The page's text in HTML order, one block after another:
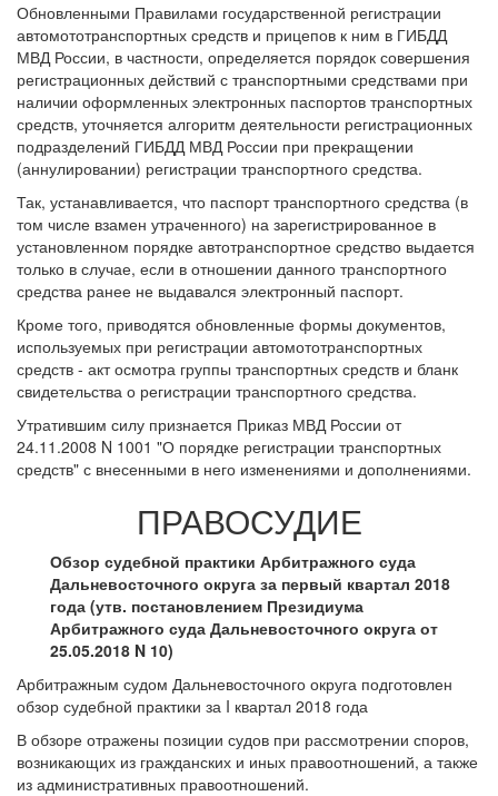
Обновленными Правилами государственной регистрации
автомототранспортных средств и прицепов к ним в ГИБДД
МВД России, в частности, определяется порядок совершения
регистрационных действий с транспортными средствами при
наличии оформленных электронных паспортов транспортных
средств, уточняется алгоритм деятельности регистрационных
подразделений ГИБДД МВД России при прекращении
(аннулировании) регистрации транспортного средства.
Так, устанавливается, что паспорт транспортного средства (в
том числе взамен утраченного) на зарегистрированное в
установленном порядке автотранспортное средство выдается
только в случае, если в отношении данного транспортного
средства ранее не выдавался электронный паспорт.
Кроме того, приводятся обновленные формы документов,
используемых при регистрации автомототранспортных
средств - акт осмотра группы транспортных средств и бланк
свидетельства о регистрации транспортного средства.
Утратившим силу признается Приказ МВД России от
24.11.2008 N 1001 "О порядке регистрации транспортных
средств" с внесенными в него изменениями и дополнениями.
ПРАВОСУДИЕ
Обзор судебной практики Арбитражного суда
Дальневосточного округа за первый квартал 2018
года (утв. постановлением Президиума
Арбитражного суда Дальневосточного округа от
25.05.2018 N 10)
Арбитражным судом Дальневосточного округа подготовлен
обзор судебной практики за I квартал 2018 года
В обзоре отражены позиции судов при рассмотрении споров,
возникающих из гражданских и иных правоотношений, а также
из административных правоотношений.